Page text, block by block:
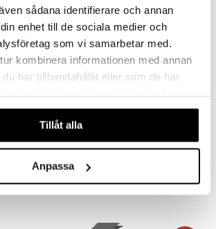
sådana identifierare och annan
enhet till de sociala medier och
som vi samarbetar med.
kombinera informationen med annan
har tillhandahållit eller som de har
fortsatt användande av vår webbplats.
Tillåt alla
Anpassa
vaihtoehtona
Sami Leikkuulauta puristetusta puukuidusta
Saatavana useana vaihtoehtona
Kombo Leikkuulauta Bambu
alk.23 €